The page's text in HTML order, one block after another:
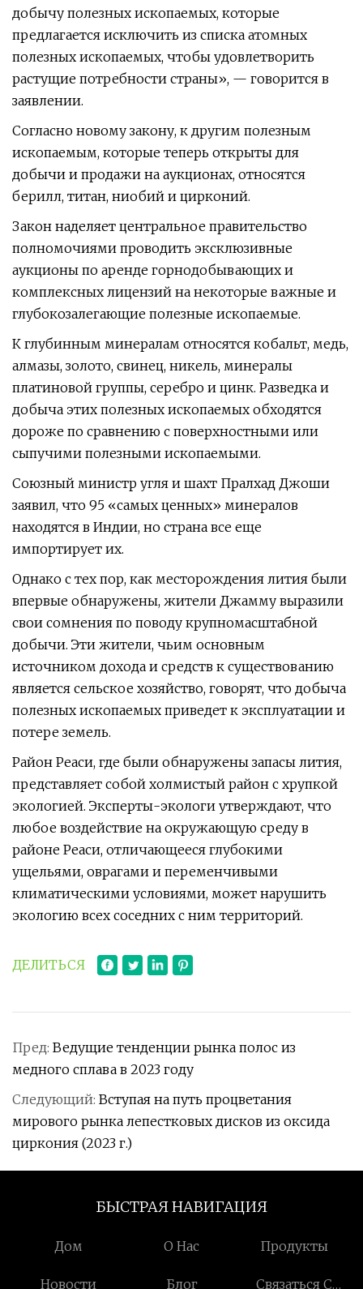
добычу полезных ископаемых, которые
предлагается исключить из списка атомных
полезных ископаемых, чтобы удовлетворить
растущие потребности страны», — говорится в
заявлении.
Согласно новому закону, к другим полезным
ископаемым, которые теперь открыты для
добычи и продажи на аукционах, относятся
берилл, титан, ниобий и цирконий.
Закон наделяет центральное правительство
полномочиями проводить эксклюзивные
аукционы по аренде горнодобывающих и
комплексных лицензий на некоторые важные и
глубокозалегающие полезные ископаемые.
К глубинным минералам относятся кобальт, медь,
алмазы, золото, свинец, никель, минералы
платиновой группы, серебро и цинк. Разведка и
добыча этих полезных ископаемых обходятся
дороже по сравнению с поверхностными или
сыпучими полезными ископаемыми.
Союзный министр угля и шахт Пралхад Джоши
заявил, что 95 «самых ценных» минералов
находятся в Индии, но страна все еще
импортирует их.
Однако с тех пор, как месторождения лития были
впервые обнаружены, жители Джамму выразили
свои сомнения по поводу крупномасштабной
добычи. Эти жители, чьим основным
источником дохода и средств к существованию
является сельское хозяйство, говорят, что добыча
полезных ископаемых приведет к эксплуатации и
потере земель.
Район Реаси, где были обнаружены запасы лития,
представляет собой холмистый район с хрупкой
экологией. Эксперты-экологи утверждают, что
любое воздействие на окружающую среду в
районе Реаси, отличающееся глубокими
ущельями, оврагами и переменчивыми
климатическими условиями, может нарушить
экологию всех соседних с ним территорий.
ДЕЛИТЬСЯ
Пред: Ведущие тенденции рынка полос из
медного сплава в 2023 году
Следующий: Вступая на путь процветания
мирового рынка лепестковых дисков из оксида
циркония (2023 г.)
БЫСТРАЯ НАВИГАЦИЯ
Дом О Нас Продукты
Новости Блог Связаться С